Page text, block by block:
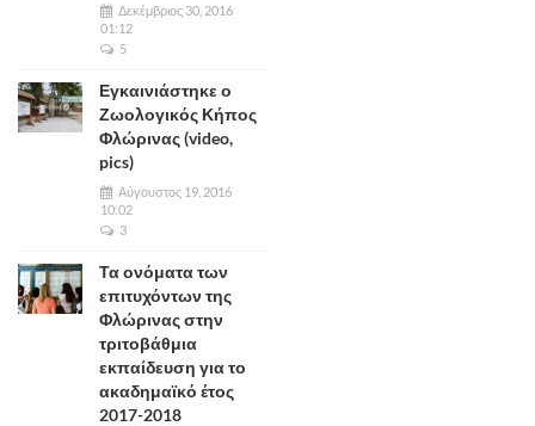
Δεκέμβριος 30, 2016
01:12
5
Εγκαινιάστηκε ο
Ζωολογικός Κήπος
Φλώρινας (video,
pics)
Αύγουστος 19, 2016
10:02
3
Τα ονόματα των
επιτυχόντων της
Φλώρινας στην
τριτοβάθμια
εκπαίδευση για το
ακαδημαϊκό έτος
2017-2018